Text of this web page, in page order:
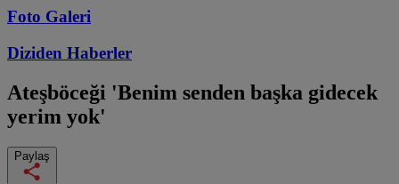
Foto Galeri
Diziden Haberler
Ateşböceği 'Benim senden başka gidecek
yerim yok'
Paylaş